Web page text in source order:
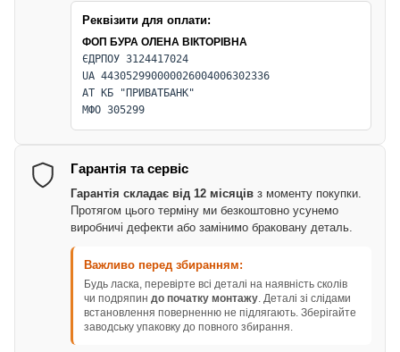
Реквізити для оплати:
ФОП БУРА ОЛЕНА ВІКТОРІВНА
ЄДРПОУ 3124417024
UA 443052990000026004006302336
АТ КБ "ПРИВАТБАНК"
МФО 305299
Гарантія та сервіс
Гарантія складає від 12 місяців з моменту покупки.
Протягом цього терміну ми безкоштовно усунемо
виробничі дефекти або замінимо браковану деталь.
Важливо перед збиранням:
Будь ласка, перевірте всі деталі на наявність сколів
чи подряпин до початку монтажу . Деталі зі слідами
встановлення поверненню не підлягають. Зберігайте
заводську упаковку до повного збирання.